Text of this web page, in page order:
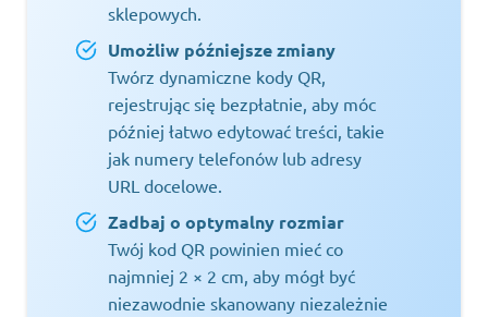
sklepowych.
Umożliw późniejsze zmiany
Twórz dynamiczne kody QR,
rejestrując się bezpłatnie, aby móc
później łatwo edytować treści, takie
jak numery telefonów lub adresy
URL docelowe.
Zadbaj o optymalny rozmiar
Twój kod QR powinien mieć co
najmniej 2 × 2 cm, aby mógł być
niezawodnie skanowany niezależnie